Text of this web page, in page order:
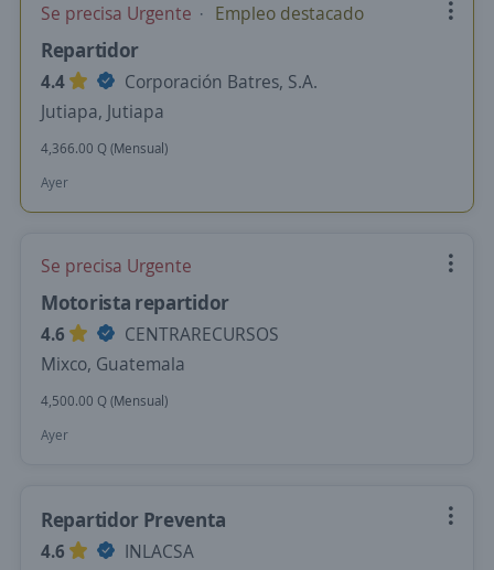
Se precisa Urgente Empleo destacado
Repartidor
4.4
Corporación Batres, S.A.
Jutiapa, Jutiapa
4,366.00 Q (Mensual)
Ayer
Se precisa Urgente
Motorista repartidor
4.6
CENTRARECURSOS
Mixco, Guatemala
4,500.00 Q (Mensual)
Ayer
Repartidor Preventa
4.6
INLACSA